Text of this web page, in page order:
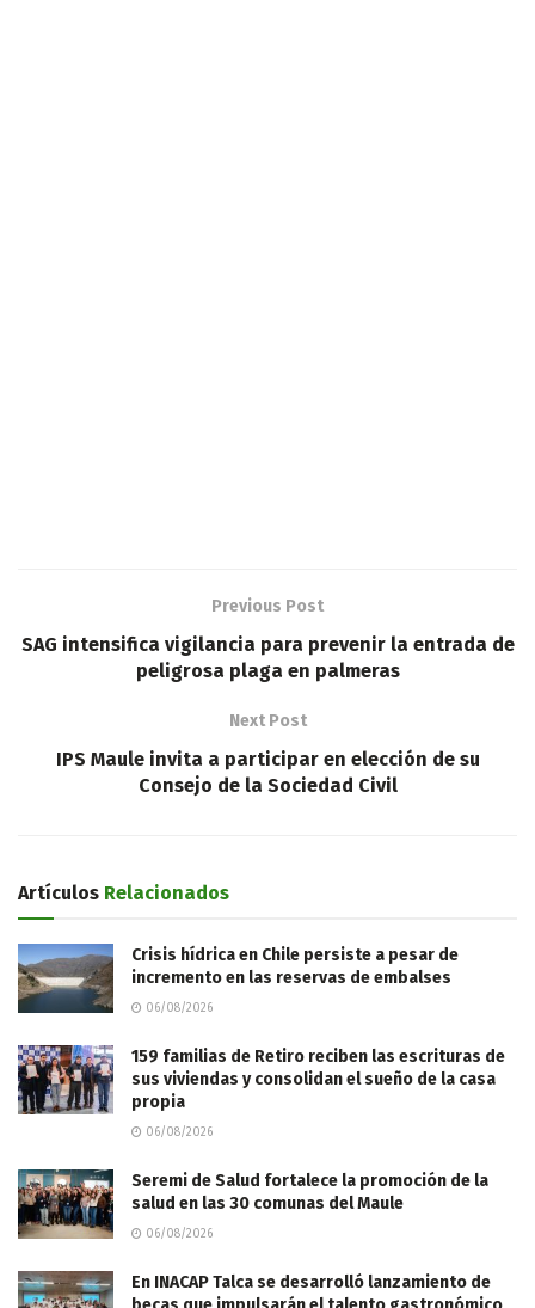
Previous Post
SAG intensifica vigilancia para prevenir la entrada de
peligrosa plaga en palmeras
Next Post
IPS Maule invita a participar en elección de su
Consejo de la Sociedad Civil
Artículos Relacionados
Crisis hídrica en Chile persiste a pesar de
incremento en las reservas de embalses
06/08/2026
159 familias de Retiro reciben las escrituras de
sus viviendas y consolidan el sueño de la casa
propia
06/08/2026
Seremi de Salud fortalece la promoción de la
salud en las 30 comunas del Maule
06/08/2026
En INACAP Talca se desarrolló lanzamiento de